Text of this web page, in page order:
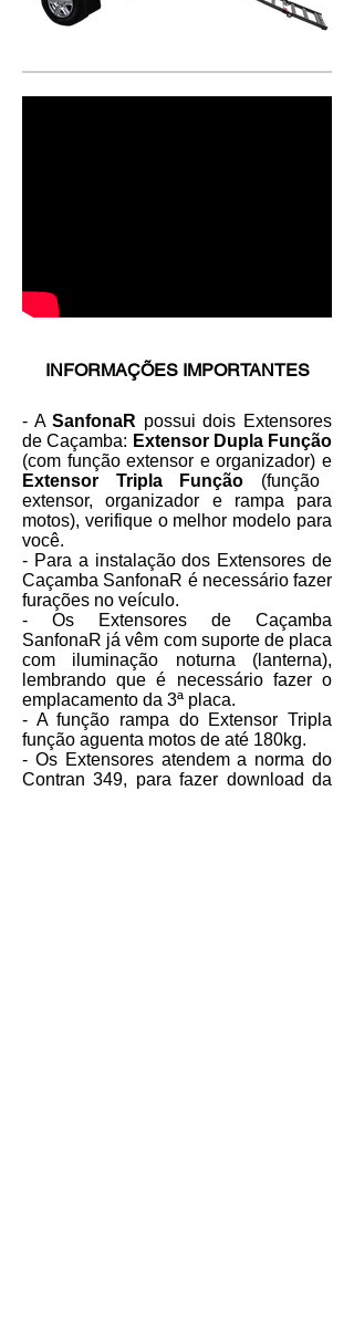
INFORMAÇÕES IMPORTANTES
- ASanfonaR possui dois Extensores
de Caçamba: Extensor Dupla Função
(com função extensor e organizador) e
Extensor Tripla Função (função
extensor, organizador e rampa para
motos), verifique o melhor modelo para
você.
- Para a instalação dos Extensores de
Caçamba SanfonaR é necessário fazer
furações no veículo.
- Os Extensores de Caçamba
SanfonaR já vêm com suporte de placa
com iluminação noturna (lanterna),
lembrando que é necessário fazer o
emplacamento da 3ª placa.
- A função rampa do Extensor Tripla
função aguenta motos de até 180kg.
- Os Extensores atendem a norma do
Contran 349, para fazer download da